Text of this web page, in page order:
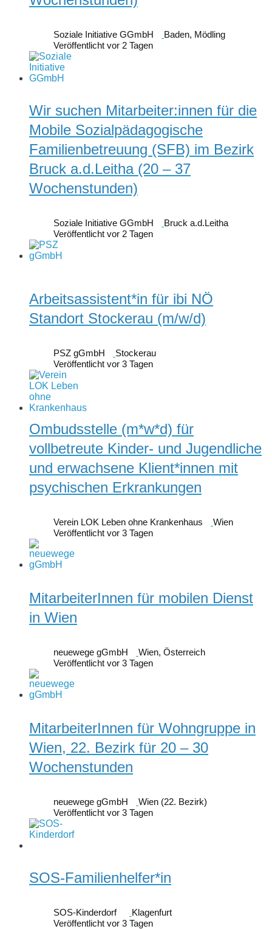
Soziale Initiative GGmbH
Baden, Mödling
Veröffentlicht vor 2 Tagen
Wir suchen Mitarbeiter:innen für die
Mobile Sozialpädagogische
Familienbetreuung (SFB) im Bezirk
Bruck a.d.Leitha (20 – 37
Wochenstunden)
Soziale Initiative GGmbH
Bruck a.d.Leitha
Veröffentlicht vor 2 Tagen
Arbeitsassistent*in für ibi NÖ
Standort Stockerau (m/w/d)
PSZ gGmbH
Stockerau
Veröffentlicht vor 3 Tagen
Ombudsstelle (m*w*d) für
vollbetreute Kinder- und Jugendliche
und erwachsene Klient*innen mit
psychischen Erkrankungen
Verein LOK Leben ohne Krankenhaus
Wien
Veröffentlicht vor 3 Tagen
MitarbeiterInnen für mobilen Dienst
in Wien
neuewege gGmbH
Wien, Österreich
Veröffentlicht vor 3 Tagen
MitarbeiterInnen für Wohngruppe in
Wien, 22. Bezirk für 20 – 30
Wochenstunden
neuewege gGmbH
Wien (22. Bezirk)
Veröffentlicht vor 3 Tagen
SOS-Familienhelfer*in
SOS-Kinderdorf
Klagenfurt
Veröffentlicht vor 3 Tagen